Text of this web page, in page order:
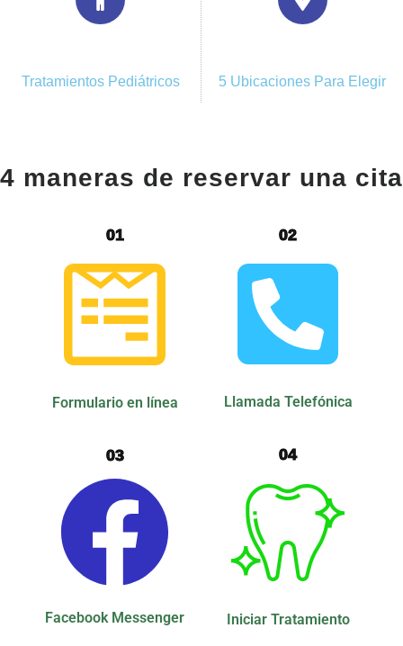
Tratamientos Pediátricos 5 Ubicaciones Para Elegir
4 maneras de reservar una cita
01
Formulario en línea
02
Llamada Telefónica
03
Facebook Messenger
04
Iniciar Tratamiento